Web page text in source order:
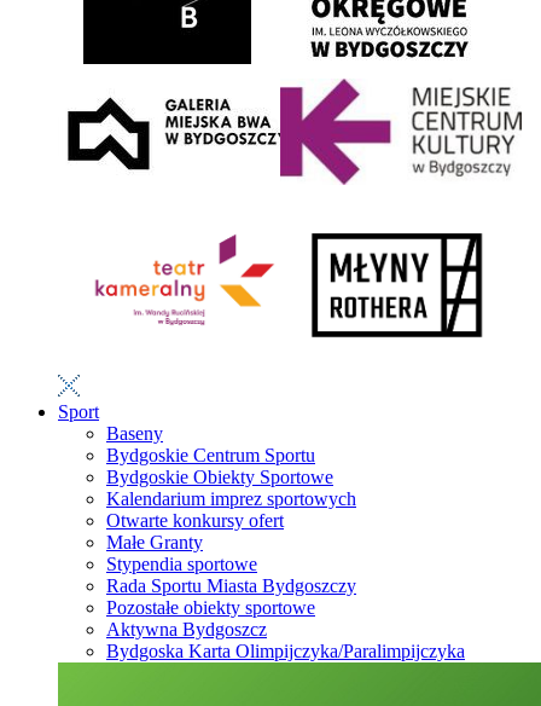
Sport
Baseny
Bydgoskie Centrum Sportu
Bydgoskie Obiekty Sportowe
Kalendarium imprez sportowych
Otwarte konkursy ofert
Małe Granty
Stypendia sportowe
Rada Sportu Miasta Bydgoszczy
Pozostałe obiekty sportowe
Aktywna Bydgoszcz
Bydgoska Karta Olimpijczyka/Paralimpijczyka